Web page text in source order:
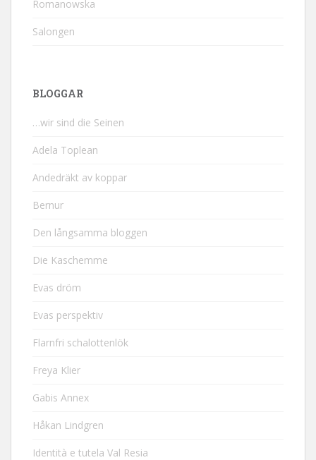
Romanowska
Salongen
BLOGGAR
…wir sind die Seinen
Adela Toplean
Andedräkt av koppar
Bernur
Den långsamma bloggen
Die Kaschemme
Evas dröm
Evas perspektiv
Flarnfri schalottenlök
Freya Klier
Gabis Annex
Håkan Lindgren
Identità e tutela Val Resia